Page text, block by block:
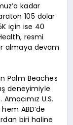
kadar
105 dolar
için ise 40
resmi
almaya devam
Palm Beaches
deneyimiyle
U.S.
ABD’de
biri haline